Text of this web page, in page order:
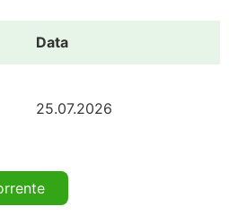
Data
25.07.2026